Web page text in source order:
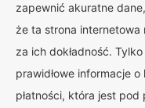
zapewnić akuratne
że ta strona
za ich dokładność.
prawidłowe informacje
płatności, która jest